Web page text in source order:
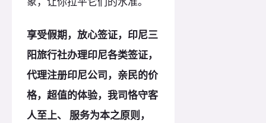
享受假期，放心签证，印尼三
阳旅行社办理印尼各类签证，
代理注册印尼公司，亲民的价
格，超值的体验，我司恪守客
人至上、 服务为本之原则，